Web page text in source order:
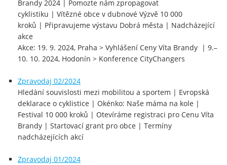
Brandy 2024 | Pomozte nám zpropagovat
cyklistiku | Vítězné obce v dubnové Výzvě 10 000
kroků | Připravujeme výstavu Dobrá města | Nadcházející
akce
Akce: 19. 9. 2024, Praha > Vyhlášení Ceny Víta Brandy | 9.–
10. 10. 2024, Hodonín > Konference CityChangers
Zpravodaj 02/2024
Hledání souvislosti mezi mobilitou a sportem | Evropská
deklarace o cyklistice | Okénko: Naše máma na kole |
Festival 10 000 kroků | Otevíráme registraci pro Cenu Víta
Brandy | Startovací grant pro obce | Termíny
nadcházejících akcí
Zpravodaj 01/2024